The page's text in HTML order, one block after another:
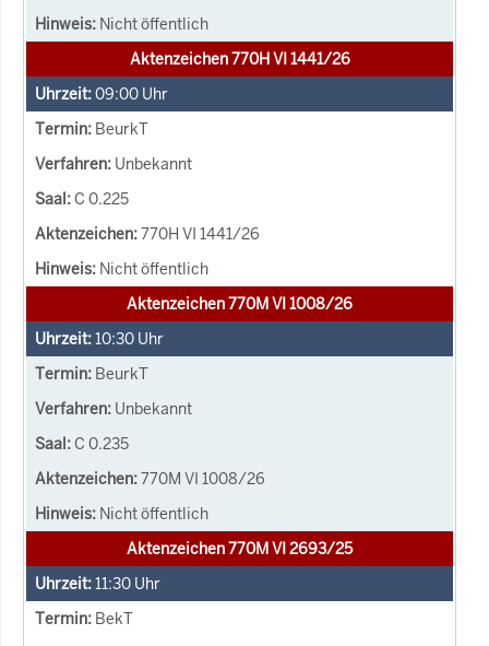
Nicht öffentlich
Aktenzeichen 770H VI 1441/26
09:00 Uhr
BeurkT
Unbekannt
C 0.225
770H VI 1441/26
Nicht öffentlich
Aktenzeichen 770M VI 1008/26
10:30 Uhr
BeurkT
Unbekannt
C 0.235
770M VI 1008/26
Nicht öffentlich
Aktenzeichen 770M VI 2693/25
11:30 Uhr
BekT